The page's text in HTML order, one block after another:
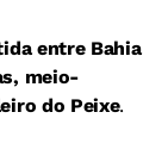
entre Bahia
meio-
do Peixe.